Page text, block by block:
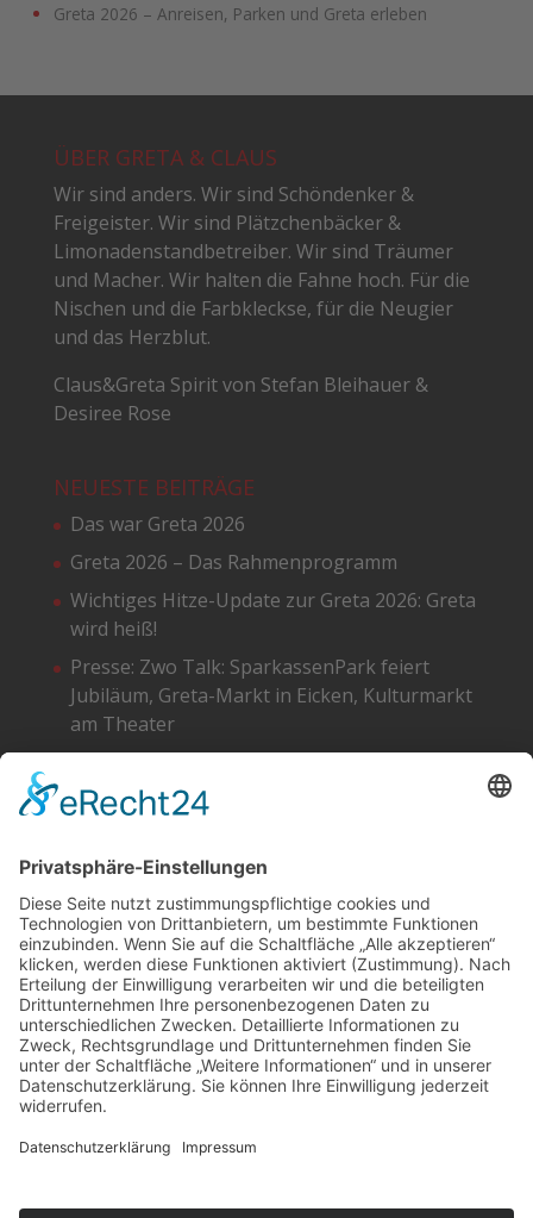
Greta 2026 – Anreisen, Parken und Greta erleben
ÜBER GRETA & CLAUS
Wir sind anders. Wir sind Schöndenker &
Freigeister. Wir sind Plätzchenbäcker &
Limonadenstandbetreiber. Wir sind Träumer
und Macher. Wir halten die Fahne hoch. Für die
Nischen und die Farbkleckse, für die Neugier
und das Herzblut.
Claus&Greta Spirit von Stefan Bleihauer &
Desiree Rose
NEUESTE BEITRÄGE
Das war Greta 2026
Greta 2026 – Das Rahmenprogramm
Wichtiges Hitze-Update zur Greta 2026: Greta
wird heiß!
Presse: Zwo Talk: SparkassenPark feiert
Jubiläum, Greta-Markt in Eicken, Kulturmarkt
am Theater
Facebook
Instagram
SoundCloud
YouTube
Cookie-Einstellungen